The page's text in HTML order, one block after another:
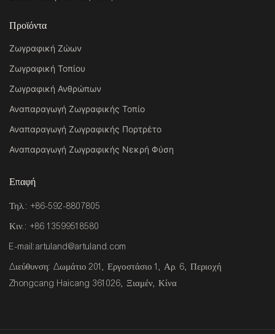
Προϊόντα
Ζωγραφική Ζώων
Ζωγραφική Τοπίου
Ζωγραφική Ανθρώπων
Αναπαραγωγή Ζωγραφικής Τοπίο
Αναπαραγωγή Ζωγραφικής Πορτρέτο
Αναπαραγωγή Ζωγραφικής Νεκρή Φύση
Επαφή
Τηλ.: +86-592-8807805
Κιν.: +86 13599518580
E-mail:artuland@artuland.com
Διεύθυνση: Δωμάτιο 201, Εργοστάσιο 1, Αρ. 6, Περιοχή
Zhongcang Haicang 361026, Ξιαμέν, Κίνα